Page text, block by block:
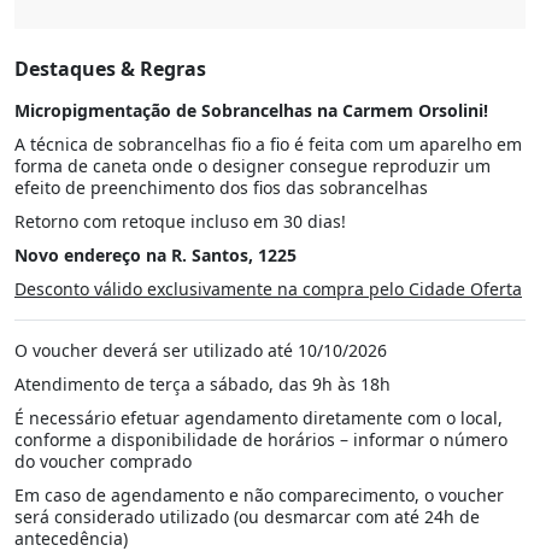
Destaques & Regras
Micropigmentação de Sobrancelhas na Carmem Orsolini!
A técnica de sobrancelhas fio a fio é feita com um aparelho em
forma de caneta onde o designer consegue reproduzir um
efeito de preenchimento dos fios das sobrancelhas
Retorno com retoque incluso em 30 dias!
Novo endereço na R. Santos, 1225
Desconto válido exclusivamente na compra pelo Cidade Oferta
O voucher deverá ser utilizado até 10/10/2026
Atendimento de terça a sábado, das 9h às 18h
É necessário efetuar agendamento diretamente com o local,
conforme a disponibilidade de horários – informar o número
do voucher comprado
Em caso de agendamento e não comparecimento, o voucher
será considerado utilizado (ou desmarcar com até 24h de
antecedência)